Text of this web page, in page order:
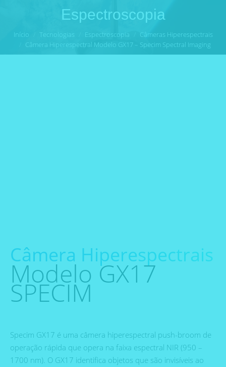
Espectroscopia
Início Tecnologias Espectroscopia
Câmeras Hiperespectrais
Câmera Hiperespectral Modelo GX17 – Specim Spectral Imaging
Câmera Hiperespectrais
Modelo GX17
SPECIM
Specim GX17 é uma câmera hiperespectral push-broom de
operação rápida que opera na faixa espectral NIR (950 –
1700 nm). O GX17 identifica objetos que são invisíveis ao